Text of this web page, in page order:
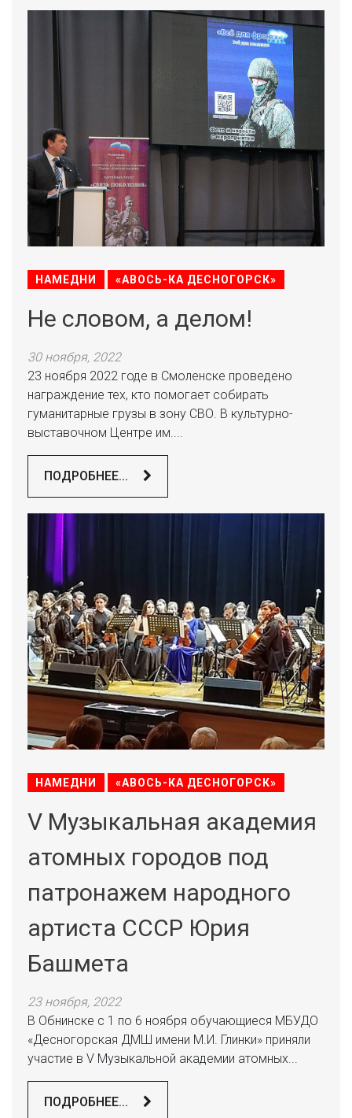
НАМЕДНИ «АВОСЬ-КА ДЕСНОГОРСК»
Не словом, а делом!
30 ноября, 2022
23 ноября 2022 годе в Смоленске проведено
награждение тех, кто помогает собирать
гуманитарные грузы в зону СВО. В культурно-
выставочном Центре им....
ПОДРОБНЕЕ...
НАМЕДНИ «АВОСЬ-КА ДЕСНОГОРСК»
V Музыкальная академия
атомных городов под
патронажем народного
артиста СССР Юрия
Башмета
23 ноября, 2022
В Обнинске с 1 по 6 ноября обучающиеся МБУДО
«Десногорская ДМШ имени М.И. Глинки» приняли
участие в V Музыкальной академии атомных...
ПОДРОБНЕЕ...